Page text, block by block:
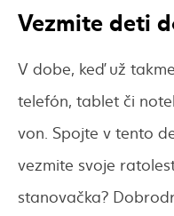
Vezmite deti
V dobe, keď už
telefón, tablet či
von. Spojte v tento
vezmite svoje
stanovačka?